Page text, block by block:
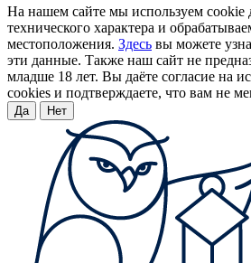
На нашем сайте мы используем cookie
технического характера и
местоположения. Здесь вы можете
эти данные. Также наш сайт не
младше 18 лет. Вы даёте согласие на
cookies и подтверждаете, что вам не
Да Нет